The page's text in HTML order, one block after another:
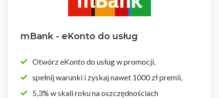
mBank - eKonto do usług
Otwórz eKonto do usług w promocji,
spełnij warunki i zyskaj nawet 1000 zł premii,
5,3% w skali roku na oszczędnościach